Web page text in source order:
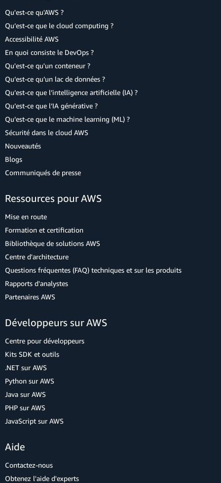
Qu'est-ce qu'AWS ?
Qu’est-ce que le cloud computing ?
Accessibilité AWS
En quoi consiste le DevOps ?
Qu'est-ce qu'un conteneur ?
Qu’est-ce qu’un lac de données ?
Qu’est-ce que l’intelligence artificielle (IA) ?
Qu’est-ce que l’IA générative ?
Qu’est-ce que le machine learning (ML) ?
Sécurité dans le cloud AWS
Nouveautés
Blogs
Communiqués de presse
Ressources pour AWS
Mise en route
Formation et certification
Bibliothèque de solutions AWS
Centre d'architecture
Questions fréquentes (FAQ) techniques et sur les produits
Rapports d'analystes
Partenaires AWS
Développeurs sur AWS
Centre pour développeurs
Kits SDK et outils
.NET sur AWS
Python sur AWS
Java sur AWS
PHP sur AWS
JavaScript sur AWS
Aide
Contactez-nous
Obtenez l'aide d'experts